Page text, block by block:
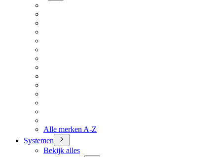
Alle merken A-Z
Systemen
Bekijk alles